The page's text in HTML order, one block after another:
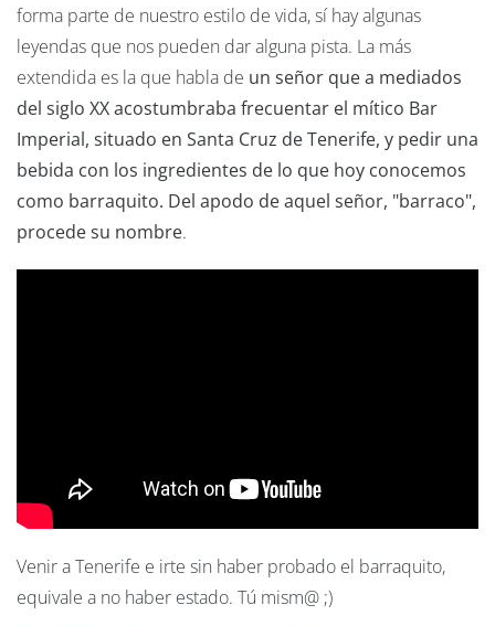
forma parte de nuestro estilo de vida, sí hay algunas
leyendas que nos pueden dar alguna pista. La más
extendida es la que habla de un señor que a mediados
del siglo XX acostumbraba frecuentar el mítico Bar
Imperial, situado en Santa Cruz de Tenerife, y pedir una
bebida con los ingredientes de lo que hoy conocemos
como barraquito. Del apodo de aquel señor, "barraco",
procede su nombre.
Venir a Tenerife e irte sin haber probado el barraquito,
equivale a no haber estado. Tú mism@ ;)